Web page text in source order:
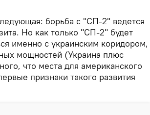
борьба с "СП-2" ведется
Но как только "СП-2" будет
именно с украинским коридором,
мощностей (Украина плюс
что места для американского
признаки такого развития